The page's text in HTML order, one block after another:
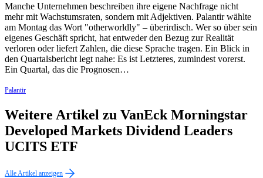
Manche Unternehmen beschreiben ihre eigene Nachfrage nicht
mehr mit Wachstumsraten, sondern mit Adjektiven. Palantir wählte
am Montag das Wort "otherworldly" – überirdisch. Wer so über sein
eigenes Geschäft spricht, hat entweder den Bezug zur Realität
verloren oder liefert Zahlen, die diese Sprache tragen. Ein Blick in
den Quartalsbericht legt nahe: Es ist Letzteres, zumindest vorerst.
Ein Quartal, das die Prognosen…
Palantir
Weitere Artikel zu VanEck Morningstar
Developed Markets Dividend Leaders
UCITS ETF
Alle Artikel anzeigen